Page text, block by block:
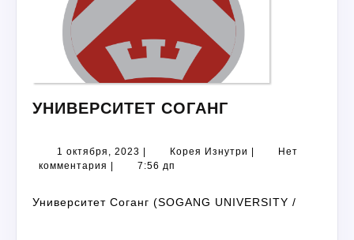
УНИВЕРСИТЕТ СОГАНГ
1 октября, 2023 1
октября,
Корея Изнутри Корея Нет
комментария
7:56 дп
Университет Соганг (SOGANG UNIVERSITY /